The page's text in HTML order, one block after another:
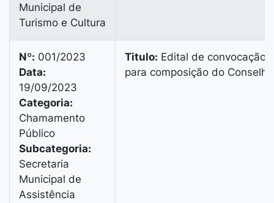
Municipal de
Turismo e Cultura
Nº: 001/2023
Data:
19/09/2023
Categoria:
Chamamento
Público
Subcategoria:
Secretaria
Municipal de
Assistência
Titulo: Edital de convocação
para composição do